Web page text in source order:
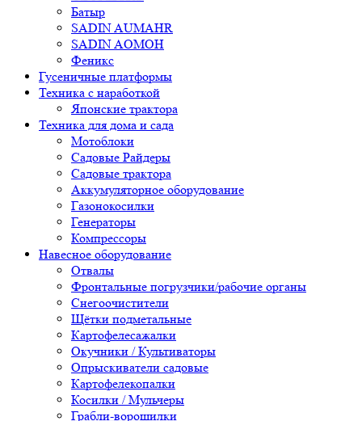
Батыр
SADIN AUMAHR
SADIN AOMOH
Феникс
Гусеничные платформы
Техника с наработкой
Японские трактора
Техника для дома и сада
Мотоблоки
Садовые Райдеры
Садовые трактора
Аккумуляторное оборудование
Газонокосилки
Генераторы
Компрессоры
Навесное оборудование
Отвалы
Фронтальные погрузчики/рабочие органы
Снегоочистители
Щётки подметальные
Картофелесажалки
Окучники / Культиваторы
Опрыскиватели садовые
Картофелекопалки
Косилки / Мульчеры
Грабли-ворошилки